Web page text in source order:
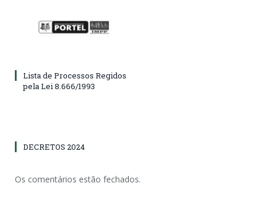
Lista de Processos Regidos
pela Lei 8.666/1993
DECRETOS 2024
Os comentários estão fechados.